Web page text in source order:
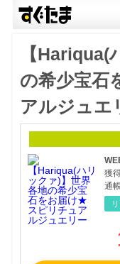
【
の希少宝石
アルジュエ
獲
通